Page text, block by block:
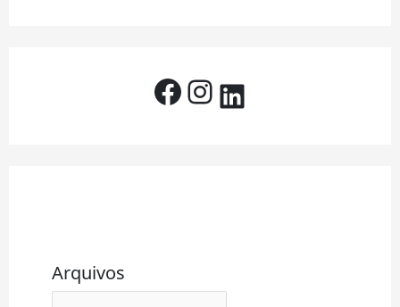
Arquivos